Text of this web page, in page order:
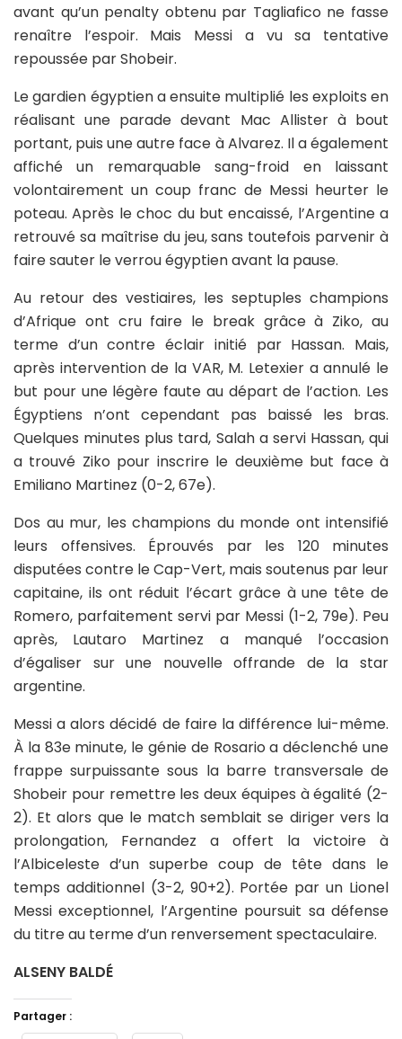
avant qu’un penalty obtenu par Tagliafico ne fasse
renaître l’espoir. Mais Messi a vu sa tentative
repoussée par Shobeir.
Le gardien égyptien a ensuite multiplié les exploits en
réalisant une parade devant Mac Allister à bout
portant, puis une autre face à Alvarez. Il a également
affiché un remarquable sang-froid en laissant
volontairement un coup franc de Messi heurter le
poteau. Après le choc du but encaissé, l’Argentine a
retrouvé sa maîtrise du jeu, sans toutefois parvenir à
faire sauter le verrou égyptien avant la pause.
Au retour des vestiaires, les septuples champions
d’Afrique ont cru faire le break grâce à Ziko, au
terme d’un contre éclair initié par Hassan. Mais,
après intervention de la VAR, M. Letexier a annulé le
but pour une légère faute au départ de l’action. Les
Égyptiens n’ont cependant pas baissé les bras.
Quelques minutes plus tard, Salah a servi Hassan, qui
a trouvé Ziko pour inscrire le deuxième but face à
Emiliano Martinez (0-2, 67e).
Dos au mur, les champions du monde ont intensifié
leurs offensives. Éprouvés par les 120 minutes
disputées contre le Cap-Vert, mais soutenus par leur
capitaine, ils ont réduit l’écart grâce à une tête de
Romero, parfaitement servi par Messi (1-2, 79e). Peu
après, Lautaro Martinez a manqué l’occasion
d’égaliser sur une nouvelle offrande de la star
argentine.
Messi a alors décidé de faire la différence lui-même.
À la 83e minute, le génie de Rosario a déclenché une
frappe surpuissante sous la barre transversale de
Shobeir pour remettre les deux équipes à égalité (2-
2). Et alors que le match semblait se diriger vers la
prolongation, Fernandez a offert la victoire à
l’Albiceleste d’un superbe coup de tête dans le
temps additionnel (3-2, 90+2). Portée par un Lionel
Messi exceptionnel, l’Argentine poursuit sa défense
du titre au terme d’un renversement spectaculaire.
ALSENY BALDÉ
Partager :